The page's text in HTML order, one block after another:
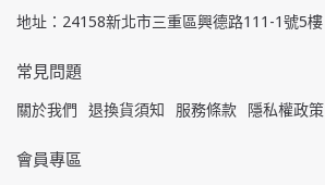
地址：24158新北市三重區興德路111-1號5樓
常見問題
關於我們 退換貨須知 服務條款 隱私權政策
會員專區